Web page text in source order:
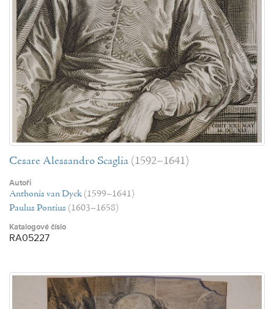
Cesare Alessandro Scaglia (1592–1641)
Autoři
Anthonis van Dyck (1599–1641)
Paulus Pontius (1603–1658)
Katalogové číslo
RA05227